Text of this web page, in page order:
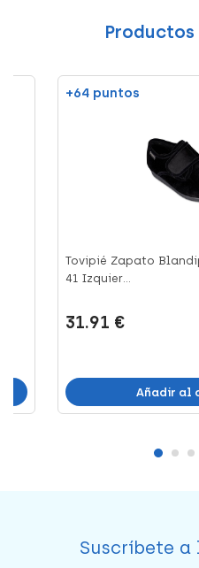
+64 puntos
Tovipié Zapato
41 Izquier...
31.91 €
Añadir al
Suscríbete